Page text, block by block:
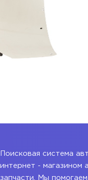
Поисковая система
интернет - магазином
запчасти. Мы